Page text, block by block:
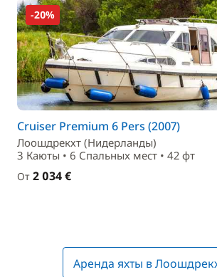
-20%
Cruiser Premium 6 Pers (2007)
Лоошдрекхт (Нидерланды)
3 Каюты • 6 Спальныx мест • 42 фт
От 2 034 €
Аренда яхты в